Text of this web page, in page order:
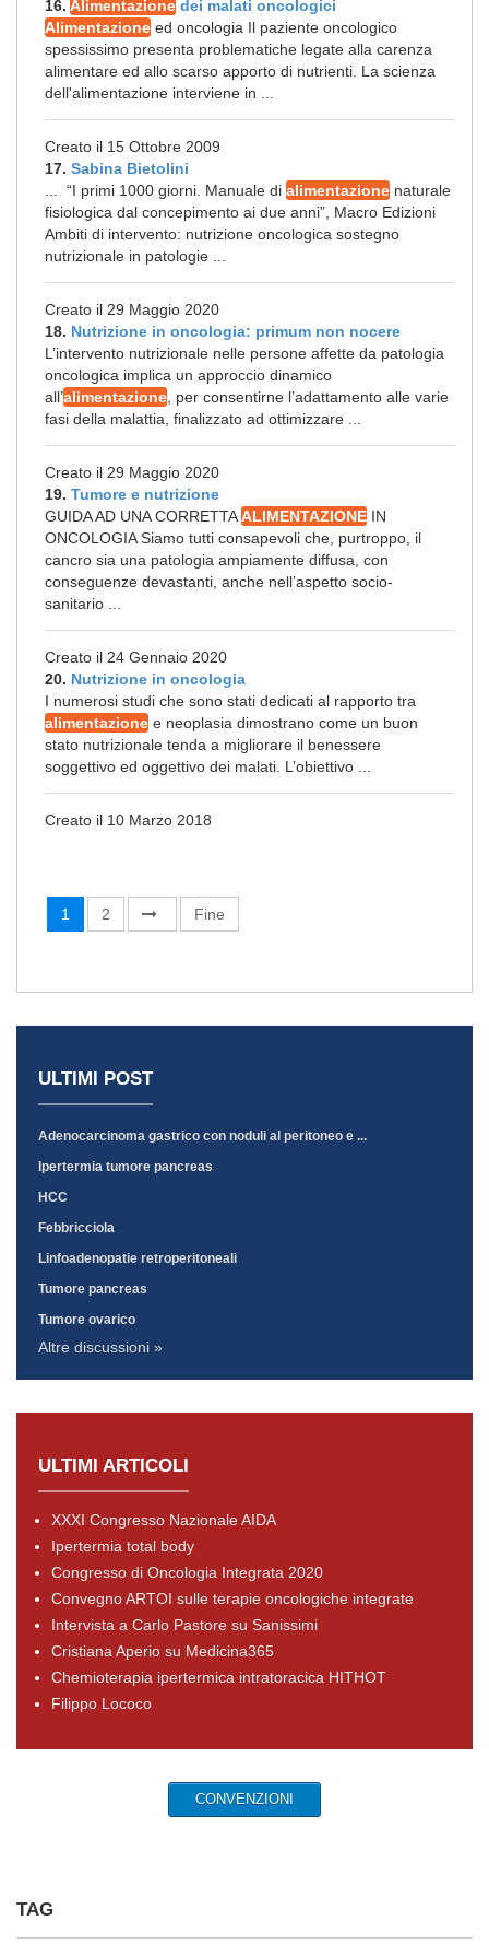
16. Alimentazione dei malati oncologici
Alimentazione ed oncologia Il paziente oncologico
spessissimo presenta problematiche legate alla carenza
alimentare ed allo scarso apporto di nutrienti. La scienza
dell'alimentazione interviene in ...
Creato il 15 Ottobre 2009
17. Sabina Bietolini
... “I primi 1000 giorni. Manuale di alimentazione naturale
fisiologica dal concepimento ai due anni”, Macro Edizioni
Ambiti di intervento: nutrizione oncologica sostegno
nutrizionale in patologie ...
Creato il 29 Maggio 2020
18. Nutrizione in oncologia: primum non nocere
L’intervento nutrizionale nelle persone affette da patologia
oncologica implica un approccio dinamico
all’alimentazione , per consentirne l’adattamento alle varie
fasi della malattia, finalizzato ad ottimizzare ...
Creato il 29 Maggio 2020
19. Tumore e nutrizione
GUIDA AD UNA CORRETTAALIMENTAZIONE IN
ONCOLOGIA Siamo tutti consapevoli che, purtroppo, il
cancro sia una patologia ampiamente diffusa, con
conseguenze devastanti, anche nell’aspetto socio-
sanitario ...
Creato il 24 Gennaio 2020
20. Nutrizione in oncologia
I numerosi studi che sono stati dedicati al rapporto tra
alimentazione e neoplasia dimostrano come un buon
stato nutrizionale tenda a migliorare il benessere
soggettivo ed oggettivo dei malati. L’obiettivo ...
Creato il 10 Marzo 2018
1 2 Fine
ULTIMI POST
Adenocarcinoma gastrico con noduli al peritoneo e ...
Ipertermia tumore pancreas
HCC
Febbricciola
Linfoadenopatie retroperitoneali
Tumore pancreas
Tumore ovarico
Altre discussioni »
ULTIMI ARTICOLI
XXXI Congresso Nazionale AIDA
Ipertermia total body
Congresso di Oncologia Integrata 2020
Convegno ARTOI sulle terapie oncologiche integrate
Intervista a Carlo Pastore su Sanissimi
Cristiana Aperio su Medicina365
Chemioterapia ipertermica intratoracica HITHOT
Filippo Lococo
CONVENZIONI
TAG